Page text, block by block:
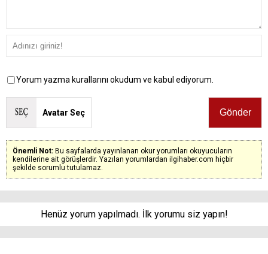
Yorum yazma kurallarını okudum ve kabul ediyorum.
Avatar Seç
Önemli Not: Bu sayfalarda yayınlanan okur yorumları okuyucuların
kendilerine ait görüşlerdir. Yazılan yorumlardan ilgihaber.com hiçbir
şekilde sorumlu tutulamaz.
Henüz yorum yapılmadı. İlk yorumu siz yapın!